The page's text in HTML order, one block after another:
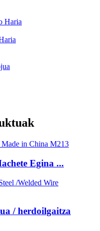
Haria
Egina ...
/ herdoilgaitza